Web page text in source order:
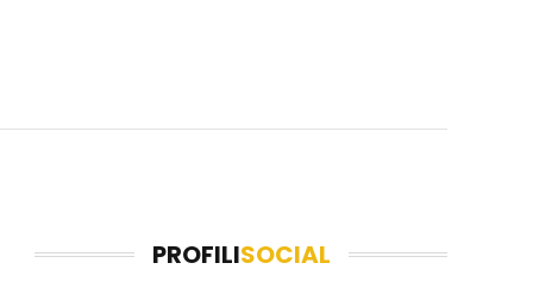
PROFILISOCIAL